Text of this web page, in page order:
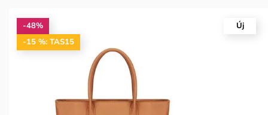
-48%
-15 %: TAS15
Új